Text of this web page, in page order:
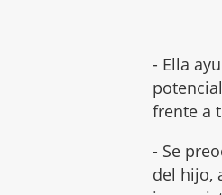
- Ella
frente a
- Se
del hijo,